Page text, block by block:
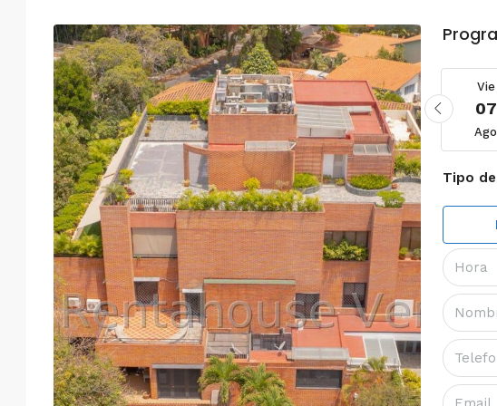
Mar
18
Ago
Mié
19
Ago
Jue
20
Ago
Vie
21
Ago
Vie
07
Ago
Tipo
Hora